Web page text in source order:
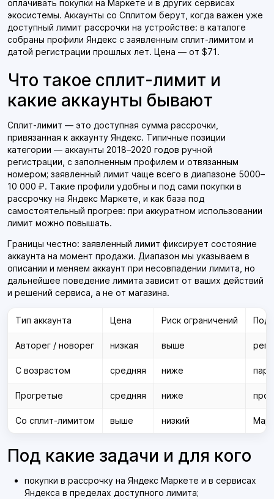
оплачивать покупки на Маркете и в других сервисах
экосистемы. Аккаунты со Сплитом берут, когда важен уже
доступный лимит рассрочки на устройстве: в каталоге
собраны профили Яндекс с заявленным сплит-лимитом и
датой регистрации прошлых лет. Цена — от $71.
Что такое сплит-лимит и
какие аккаунты бывают
Сплит-лимит — это доступная сумма рассрочки,
привязанная к аккаунту Яндекс. Типичные позиции
категории — аккаунты 2018–2020 годов ручной
регистрации, с заполненным профилем и отвязанным
номером; заявленный лимит чаще всего в диапазоне 5000–
10 000 ₽. Такие профили удобны и под сами покупки в
рассрочку на Яндекс Маркете, и как база под
самостоятельный прогрев: при аккуратном использовании
лимит можно повышать.
Границы честно: заявленный лимит фиксирует состояние
аккаунта на момент продажи. Диапазон мы указываем в
описании и меняем аккаунт при несовпадении лимита, но
дальнейшее поведение лимита зависит от ваших действий
и решений сервиса, а не от магазина.
Тип аккаунта Цена Риск ограничений Под
Авторег / новорег низкая выше
С возрастом средняя ниже
Прогретые средняя ниже
Со сплит-лимитом выше низкий
Под какие задачи и для кого
покупки в рассрочку на Яндекс Маркете и в сервисах
Яндекса в пределах доступного лимита;